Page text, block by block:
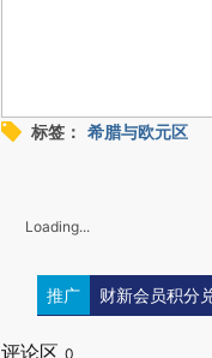
标签： 希腊与欧元区
Loading...
推广 财新会员积分
评论区 0